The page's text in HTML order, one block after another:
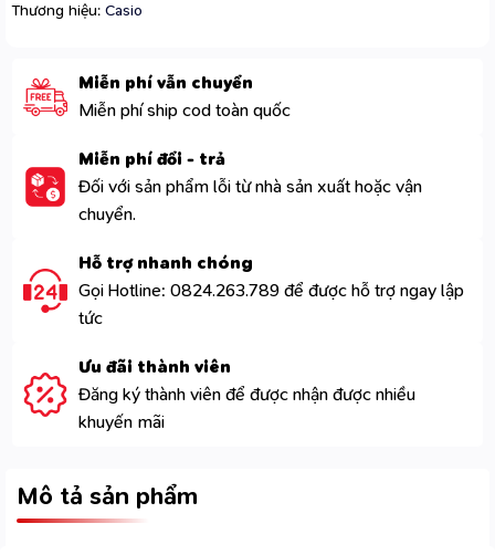
Thương hiệu: Casio
Miễn phí vẫn chuyển
Miễn phí ship cod toàn quốc
Miễn phí đổi - trả
Đối với sản phẩm lỗi từ nhà sản xuất hoặc vận
chuyển.
Hỗ trợ nhanh chóng
Gọi Hotline: 0824.263.789 để được hỗ trợ ngay lập
tức
Ưu đãi thành viên
Đăng ký thành viên để được nhận được nhiều
khuyến mãi
Mô tả sản phẩm